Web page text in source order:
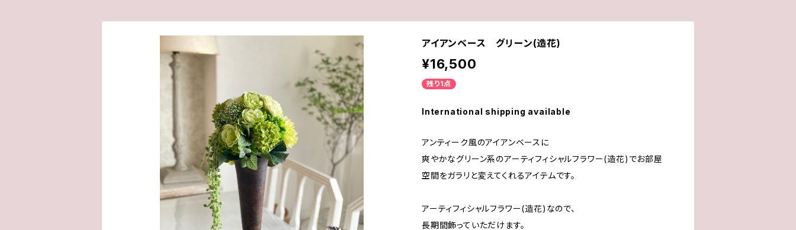
アイアンベース グリーン(造花)
¥16,500
残り1点
International shipping available
アンティーク風のアイアンベースに
爽やかなグリーン系のアーティフィシャルフラワー(造花)でお部屋
空間をガラリと変えてくれるアイテムです。
アーティフィシャルフラワー(造花)なので、
長期間飾っていただけます。